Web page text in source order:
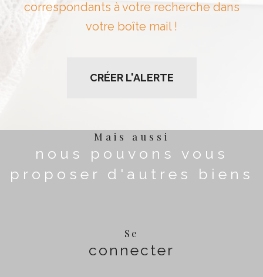
correspondants à votre recherche dans
votre boîte mail !
CRÉER L'ALERTE
Mais aussi
nous pouvons vous
proposer d'autres biens
Se
connecter